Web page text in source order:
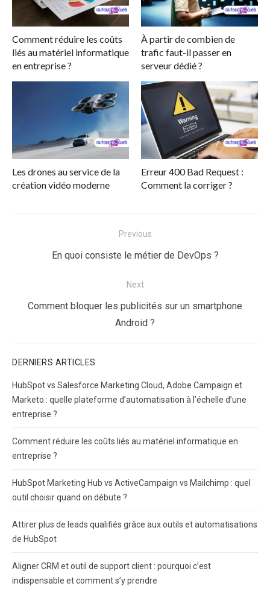
Comment réduire les coûts
liés au matériel informatique
en entreprise ?
À partir de combien de
trafic faut-il passer en
serveur dédié ?
Les drones au service de la
création vidéo moderne
Erreur 400 Bad Request :
Comment la corriger ?
Previous
Previous
En quoi consiste le métier de DevOps ?
Next
Next
Comment bloquer les publicités sur un smartphone
Android ?
DERNIERS ARTICLES
HubSpot vs Salesforce Marketing Cloud, Adobe Campaign et
Marketo : quelle plateforme d’automatisation à l’échelle d’une
entreprise ?
Comment réduire les coûts liés au matériel informatique en
entreprise ?
HubSpot Marketing Hub vs ActiveCampaign vs Mailchimp : quel
outil choisir quand on débute ?
Attirer plus de leads qualifiés grâce aux outils et automatisations
de HubSpot
Aligner CRM et outil de support client : pourquoi c’est
indispensable et comment s’y prendre